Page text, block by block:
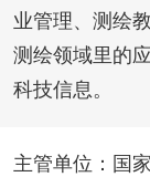
业管理、测绘
测绘领域里的
科技信息。
主管单位：国